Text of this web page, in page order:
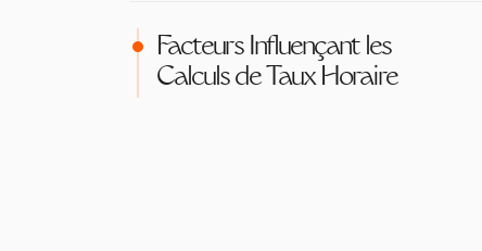
Facteurs Influençant les
Calculs de Taux Horaire